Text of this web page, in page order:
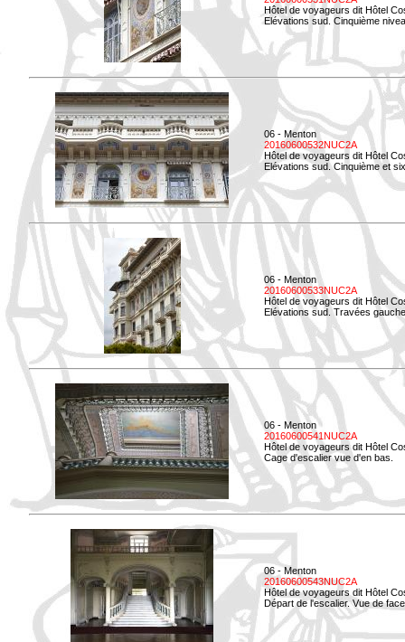
Hôtel de voyageurs dit Hôtel
Elévations sud. Cinquième
06 - Menton
20160600532NUC2A
Hôtel de voyageurs dit Hôtel
Elévations sud. Cinquième et
06 - Menton
20160600533NUC2A
Hôtel de voyageurs dit Hôtel
Elévations sud. Travées
06 - Menton
20160600541NUC2A
Hôtel de voyageurs dit Hôtel
Cage d'escalier vue d'en bas.
06 - Menton
20160600543NUC2A
Hôtel de voyageurs dit Hôtel
Départ de l'escalier. Vue de